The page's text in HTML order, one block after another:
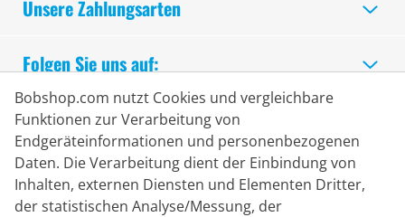
Unsere Zahlungsarten
Folgen Sie uns auf:
Sicheres Einkaufen
Bobshop.com nutzt Cookies und vergleichbare
Funktionen zur Verarbeitung von
Endgeräteinformationen und personenbezogenen
Daten. Die Verarbeitung dient der Einbindung von
Inhalten, externen Diensten und Elementen Dritter,
der statistischen Analyse/Messung, der